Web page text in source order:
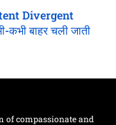
Divergent
बाहर चली जाती
of compassionate and